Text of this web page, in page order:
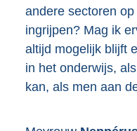
andere sectoren
ingrijpen? Mag ik
altijd mogelijk blijft
in het onderwijs,
kan, als men aan